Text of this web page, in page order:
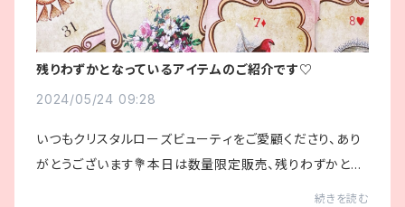
残りわずかとなっているアイテムのご紹介です♡
2024/05/24 09:28
いつもクリスタルローズビューティをご愛顧くださり、あり
がとうございます💐本日は数量限定販売、残りわずかとな
続きを読む